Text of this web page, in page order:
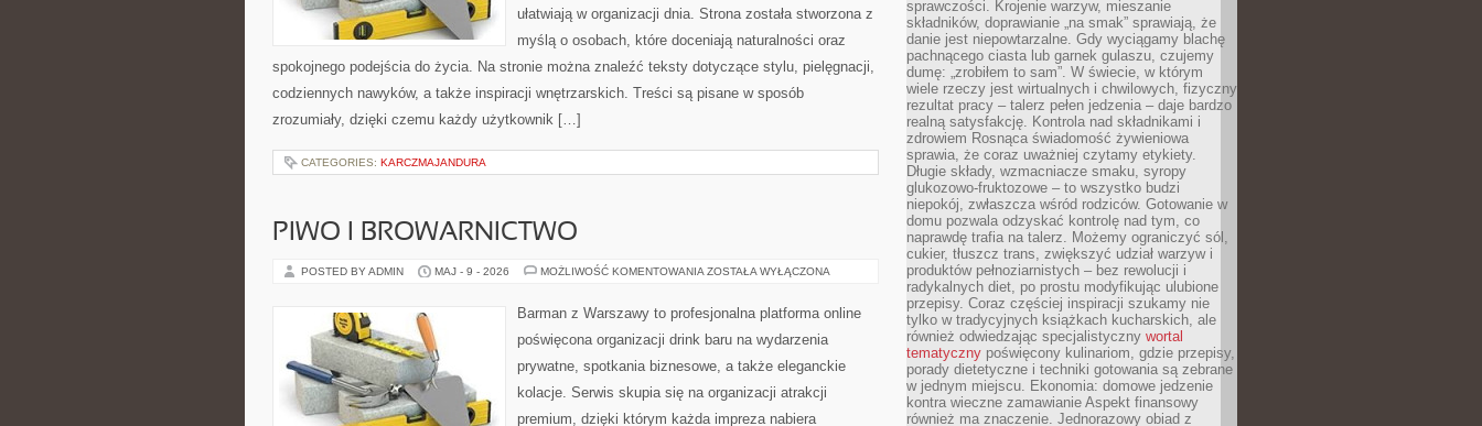
ułatwiają w organizacji dnia. Strona została stworzona z
myślą o osobach, które doceniają naturalności oraz
spokojnego podejścia do życia. Na stronie można znaleźć teksty dotyczące stylu, pielęgnacji,
codziennych nawyków, a także inspiracji wnętrzarskich. Treści są pisane w sposób
zrozumiały, dzięki czemu każdy użytkownik […]
CATEGORIES: KARCZMAJANDURA
PIWO I BROWARNICTWO
POSTED BY ADMIN MAJ - 9 - 2026 MOŻLIWOŚĆ KOMENTOWANIA PIWO
ZOSTAŁA WYŁĄCZONA
Barman z Warszawy to profesjonalna platforma online
poświęcona organizacji drink baru na wydarzenia
prywatne, spotkania biznesowe, a także eleganckie
kolacje. Serwis skupia się na organizacji atrakcji
premium, dzięki którym każda impreza nabiera
sprawczości. Krojenie warzyw, mieszanie
składników, doprawianie „na smak” sprawiają, że
danie jest niepowtarzalne. Gdy wyciągamy blachę
pachnącego ciasta lub garnek gulaszu, czujemy
dumę: „zrobiłem to sam”. W świecie, w którym
wiele rzeczy jest wirtualnych i chwilowych, fizyczny
rezultat pracy – talerz pełen jedzenia – daje bardzo
realną satysfakcję. Kontrola nad składnikami i
zdrowiem Rosnąca świadomość żywieniowa
sprawia, że coraz uważniej czytamy etykiety.
Długie składy, wzmacniacze smaku, syropy
glukozowo-fruktozowe – to wszystko budzi
niepokój, zwłaszcza wśród rodziców. Gotowanie w
domu pozwala odzyskać kontrolę nad tym, co
naprawdę trafia na talerz. Możemy ograniczyć sól,
cukier, tłuszcz trans, zwiększyć udział warzyw i
produktów pełnoziarnistych – bez rewolucji i
radykalnych diet, po prostu modyfikując ulubione
przepisy. Coraz częściej inspiracji szukamy nie
tylko w tradycyjnych książkach kucharskich, ale
również odwiedzając specjalistyczny wortal
tematyczny poświęcony kulinariom, gdzie przepisy,
porady dietetyczne i techniki gotowania są zebrane
w jednym miejscu. Ekonomia: domowe jedzenie
kontra wieczne zamawianie Aspekt finansowy
również ma znaczenie. Jednorazowy obiad z